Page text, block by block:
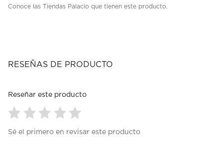
Conoce las Tiendas Palacio que tienen este producto.
RESEÑAS DE PRODUCTO
Reseñar este producto
paraparaparaparapara
Sé el primero en revisar este producto